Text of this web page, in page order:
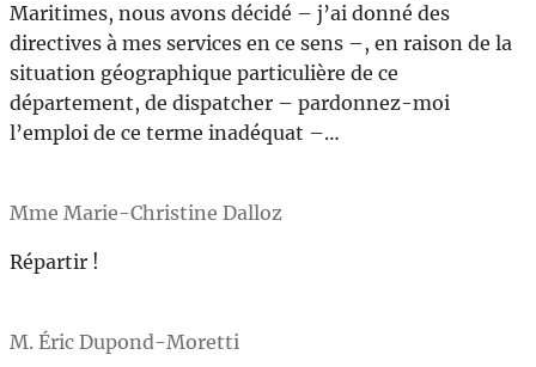
Maritimes, nous avons décidé – j’ai donné des
directives à mes services en ce sens –, en raison de la
situation géographique particulière de ce
département, de dispatcher – pardonnez-moi
l’emploi de ce terme inadéquat –…
Mme Marie-Christine Dalloz
Répartir !
M. Éric Dupond-Moretti